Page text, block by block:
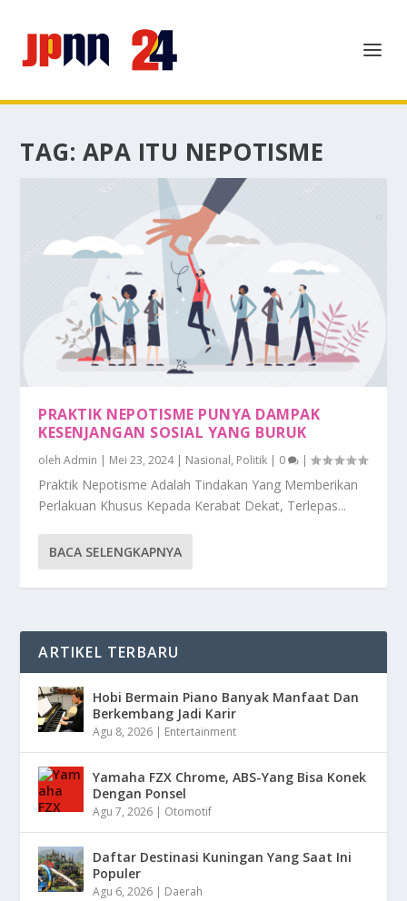
TAG: APA ITU NEPOTISME
PRAKTIK NEPOTISME PUNYA DAMPAK
KESENJANGAN SOSIAL YANG BURUK
olehAdmin | Mei 23, 2024| Nasional, Politik | 0 |
Praktik Nepotisme Adalah Tindakan Yang Memberikan
Perlakuan Khusus Kepada Kerabat Dekat, Terlepas...
BACA SELENGKAPNYA
ARTIKEL TERBARU
Hobi Bermain Piano Banyak Manfaat Dan
Berkembang Jadi Karir
Agu 8, 2026 | Entertainment
Yamaha FZX Chrome, ABS-Yang Bisa Konek
Dengan Ponsel
Agu 7, 2026 | Otomotif
Daftar Destinasi Kuningan Yang Saat Ini
Populer
Agu 6, 2026 | Daerah